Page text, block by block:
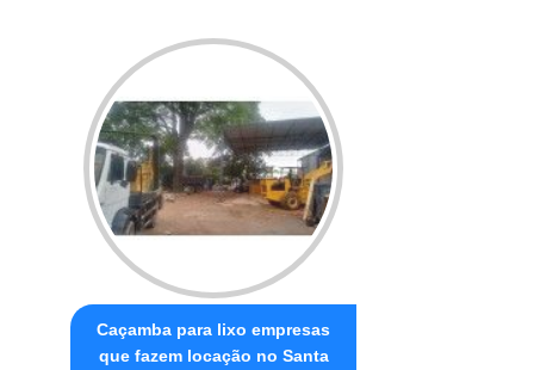
Caçamba para lixo empresas
que fazem locação no Santa